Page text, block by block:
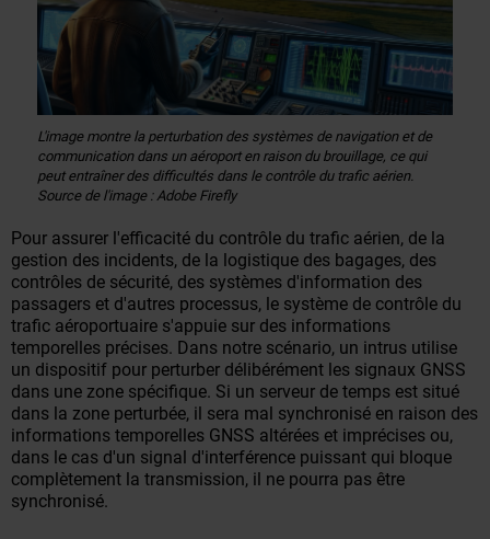
L'image montre la perturbation des systèmes de navigation et de
communication dans un aéroport en raison du brouillage, ce qui
peut entraîner des difficultés dans le contrôle du trafic aérien.
Source de l'image : Adobe Firefly
Pour assurer l'efficacité du contrôle du trafic aérien, de la
gestion des incidents, de la logistique des bagages, des
contrôles de sécurité, des systèmes d'information des
passagers et d'autres processus, le système de contrôle du
trafic aéroportuaire s'appuie sur des informations
temporelles précises. Dans notre scénario, un intrus utilise
un dispositif pour perturber délibérément les signaux GNSS
dans une zone spécifique. Si un serveur de temps est situé
dans la zone perturbée, il sera mal synchronisé en raison des
informations temporelles GNSS altérées et imprécises ou,
dans le cas d'un signal d'interférence puissant qui bloque
complètement la transmission, il ne pourra pas être
synchronisé.